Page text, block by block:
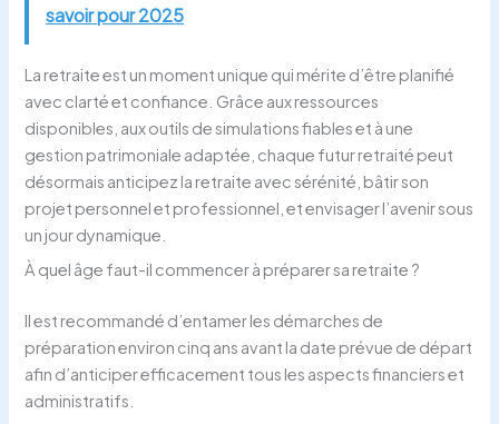
savoir pour 2025
La retraite est un moment unique qui mérite d’être planifié
avec clarté et confiance. Grâce aux ressources
disponibles, aux outils de simulations fiables et à une
gestion patrimoniale adaptée, chaque futur retraité peut
désormais anticipez la retraite avec sérénité, bâtir son
projet personnel et professionnel, et envisager l’avenir sous
un jour dynamique.
À quel âge faut-il commencer à préparer sa retraite ?
Il est recommandé d’entamer les démarches de
préparation environ cinq ans avant la date prévue de départ
afin d’anticiper efficacement tous les aspects financiers et
administratifs.